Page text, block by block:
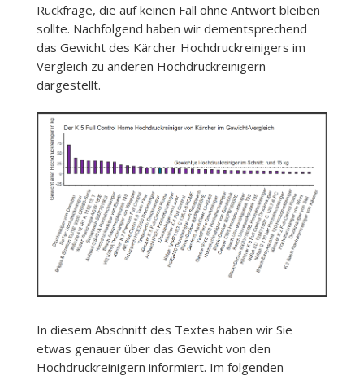
Rückfrage, die auf keinen Fall ohne Antwort bleiben
sollte. Nachfolgend haben wir dementsprechend
das Gewicht des Kärcher Hochdruckreinigers im
Vergleich zu anderen Hochdruckreinigern
dargestellt.
In diesem Abschnitt des Textes haben wir Sie
etwas genauer über das Gewicht von den
Hochdruckreinigern informiert. Im folgenden